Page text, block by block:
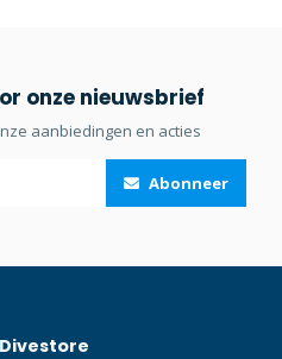
onze nieuwsbrief
aanbiedingen en acties
Abonneer